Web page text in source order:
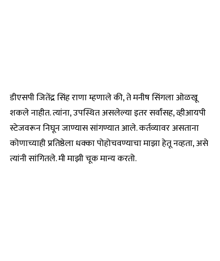
डीएसपी जितेंद्र सिंह राणा म्हणाले की, ते मनीष सिंगला ओळखू
शकले नाहीत. त्यांना, उपस्थित असलेल्या इतर सर्वांसह, व्हीआयपी
स्टेजवरून निघून जाण्यास सांगण्यात आले. कर्तव्यावर असताना
कोणाच्याही प्रतिष्ठेला धक्का पोहोचवण्याचा माझा हेतू नव्हता, असे
त्यांनी सांगितले. मी माझी चूक मान्य करतो.